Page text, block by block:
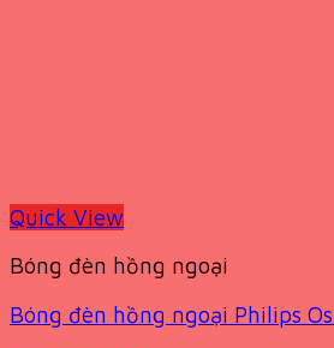
Quick View
Bóng đèn hồng ngoại
Bóng đèn hồng ngoại Philips